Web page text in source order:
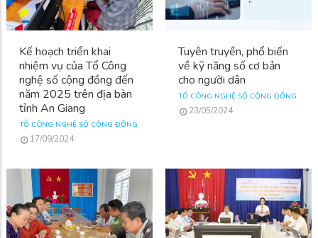
Kế hoạch triển khai
nhiệm vụ của Tổ Công
nghệ số cộng đồng đến
năm 2025 trên địa bàn
tỉnh An Giang
TỔ CÔNG NGHỆ SỐ CỘNG ĐỒNG
17/09/2024
Tuyên truyền, phổ biến
về kỹ năng số cơ bản
cho người dân
TỔ CÔNG NGHỆ SỐ CỘNG ĐỒNG
23/05/2024